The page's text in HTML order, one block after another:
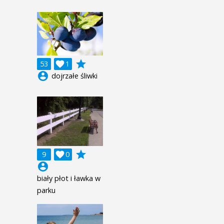
53 1

grade
account_circle dojrzałe śliwki
9 0

grade
account_circle
biały płot i ławka w
parku